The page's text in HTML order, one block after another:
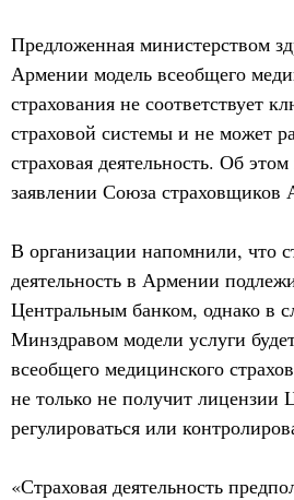
Предложенная министерством
Армении модель всеобщего
страхования не соответствует
страховой системы и не может
страховая деятельность. Об
заявлении Союза страховщиков
В организации напомнили, что
деятельность в Армении
Центральным банком, однако в
Минздравом модели услуги
всеобщего медицинского
не только не получит лицензии
регулироваться или
«Страховая деятельность